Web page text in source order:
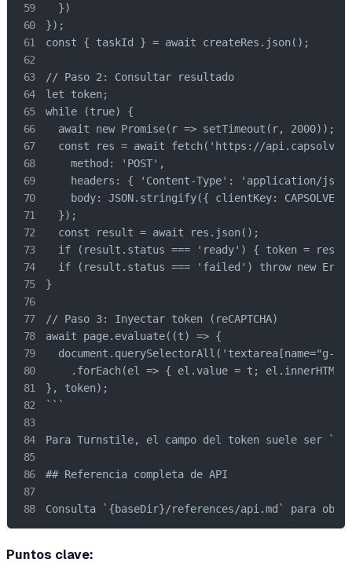
  })
});
const { taskId } = await createRes.json();
// Paso 2: Consultar resultado
let token;
while (true) {
  await new Promise(r => setTimeout(r, 2000));
const res = await fetch('https://
    method: 'POST',
headers: { 'Content-Type': 'application/
body: JSON.stringify({ clientKey:
  });
  const result = await res.json();
if (result.status === 'ready') { token =
if (result.status === 'failed') throw new
}
// Paso 3: Inyectar token (reCAPTCHA)
await page.evaluate((t) => {
document.querySelectorAll('textarea[name="g-
.forEach(el => { el.value = t; el.innerHTML
}, token);
```
Para Turnstile, el campo del token suele ser
## Referencia completa de API
Consulta `{baseDir}/references/api.md` para
Puntos clave: